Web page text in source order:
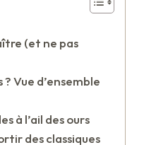
(et ne pas
Vue d’ensemble
à l’ail des ours
des classiques